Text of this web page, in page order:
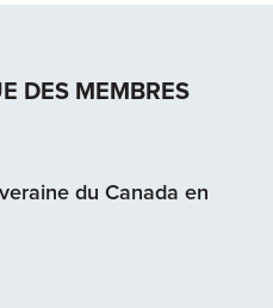
DES MEMBRES
du Canada en